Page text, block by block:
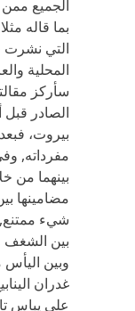
الجميع
بما قاله
التي
المحلية
سأركز
الصادر
بيروت،
مفرداته,
بينهما من
مضامينها
شيء
بين الشغف
وبين
غدران
على يباس